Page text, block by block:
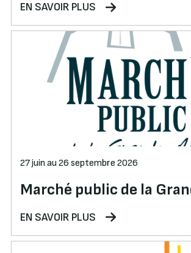
EN SAVOIR PLUS
27 juin au 26 septembre 2026
Marché public de la
EN SAVOIR PLUS